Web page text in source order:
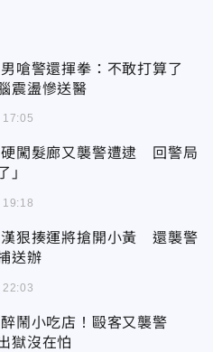
嗆警還揮拳：不敢打算了
震盪慘送醫
硬闖髮廊又襲警遭逮 回警局
」
漢狠揍運將搶開小黃 還襲警
送辦
鬧小吃店！毆客又襲警
獄沒在怕